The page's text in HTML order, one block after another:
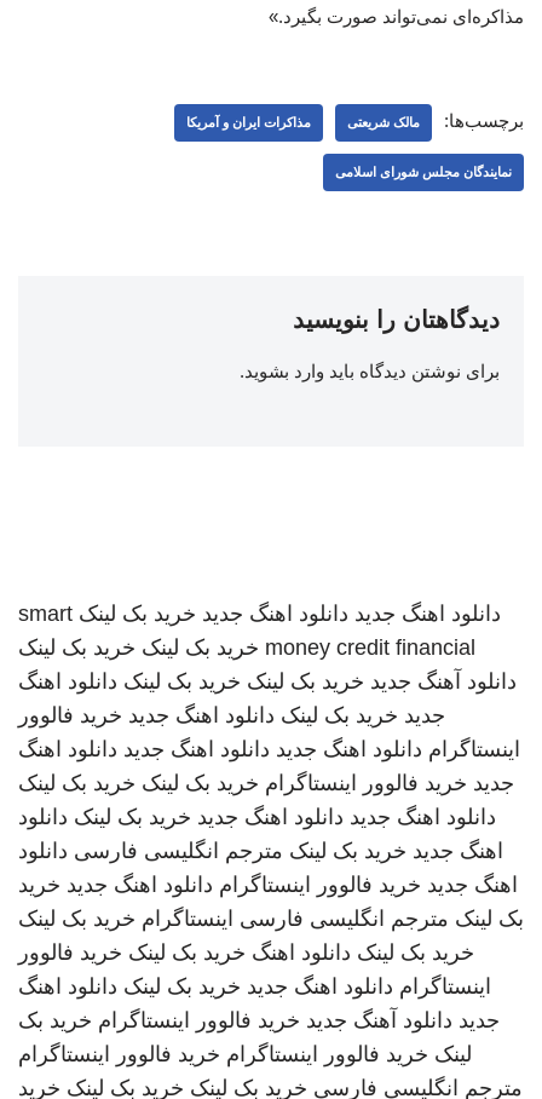
مذاکره‌ای نمی‌تواند صورت بگیرد.»
برچسب‌ها: مالک شریعتی مذاکرات ایران و آمریکا
نمایندگان مجلس شورای اسلامی
دیدگاهتان را بنویسید
برای نوشتن دیدگاه باید وارد بشوید.
دانلود اهنگ جدید دانلود اهنگ جدید خرید بک لینک smart
money credit financial خرید بک لینک خرید بک لینک
دانلود آهنگ جدید خرید بک لینک خرید بک لینک دانلود اهنگ
جدید خرید بک لینک دانلود اهنگ جدید خرید فالوور
اینستاگرام دانلود اهنگ جدید دانلود اهنگ جدید دانلود اهنگ
جدید خرید فالوور اینستاگرام خرید بک لینک خرید بک لینک
دانلود اهنگ جدید دانلود اهنگ جدید خرید بک لینک دانلود
اهنگ جدید خرید بک لینک مترجم انگلیسی فارسی دانلود
اهنگ جدید خرید فالوور اینستاگرام دانلود اهنگ جدید خرید
بک لینک مترجم انگلیسی فارسی اینستاگرام خرید بک لینک
خرید بک لینک دانلود اهنگ خرید بک لینک خرید فالوور
اینستاگرام دانلود اهنگ جدید خرید بک لینک دانلود اهنگ
جدید دانلود آهنگ جدید خرید فالوور اینستاگرام خرید بک
لینک خرید فالوور اینستاگرام خرید فالوور اینستاگرام
مترجم انگلیسی فارسی خرید بک لینک خرید بک لینک خرید